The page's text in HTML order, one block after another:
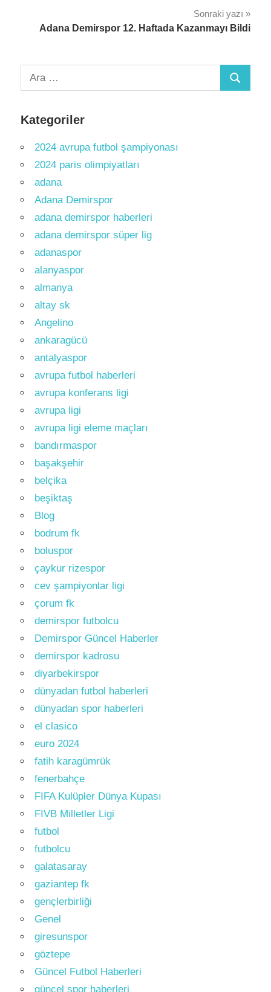
Sonraki yazı
Adana Demirspor 12. Haftada Kazanmayı Bildi
Arama:
Ara
Kategoriler
2024 avrupa futbol şampiyonası
2024 paris olimpiyatları
adana
Adana Demirspor
adana demirspor haberleri
adana demirspor süper lig
adanaspor
alanyaspor
almanya
altay sk
Angelino
ankaragücü
antalyaspor
avrupa futbol haberleri
avrupa konferans ligi
avrupa ligi
avrupa ligi eleme maçları
bandırmaspor
başakşehir
belçika
beşiktaş
Blog
bodrum fk
boluspor
çaykur rizespor
cev şampiyonlar ligi
çorum fk
demirspor futbolcu
Demirspor Güncel Haberler
demirspor kadrosu
diyarbekirspor
dünyadan futbol haberleri
dünyadan spor haberleri
el clasico
euro 2024
fatih karagümrük
fenerbahçe
FIFA Kulüpler Dünya Kupası
FIVB Milletler Ligi
futbol
futbolcu
galatasaray
gaziantep fk
gençlerbirliği
Genel
giresunspor
göztepe
Güncel Futbol Haberleri
güncel spor haberleri